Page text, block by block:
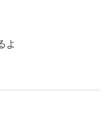
よ